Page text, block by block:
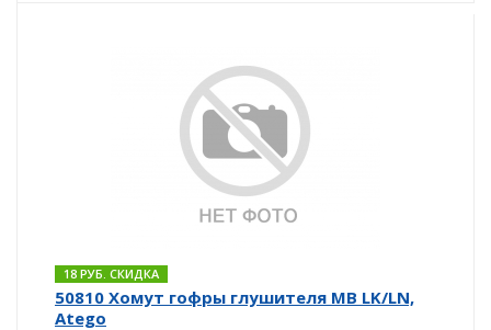
18 РУБ. СКИДКА
50810 Хомут гофры глушителя MB LK/LN,
Atego